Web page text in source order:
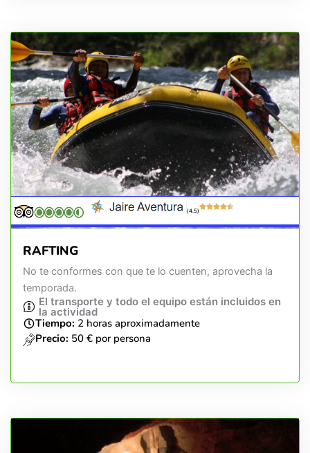
(4.5)
RAFTING
No te conformes con que te lo cuenten, aprovecha la
temporada.
El transporte y todo el equipo están incluidos en
la actividad
Tiempo: 2 horas aproximadamente
Precio: 50 € por persona